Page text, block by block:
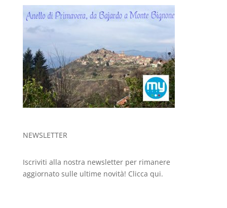
NEWSLETTER
Iscriviti alla nostra newsletter per rimanere
aggiornato sulle ultime novità! Clicca qui.